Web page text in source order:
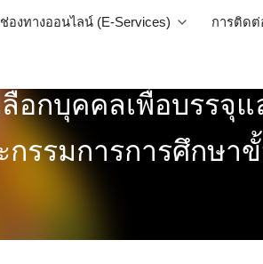
องทางออนไลน์ (E-Services) การติดต่
อกบุคคลเพื่อบรรจุแ
รรมการการศึกษา